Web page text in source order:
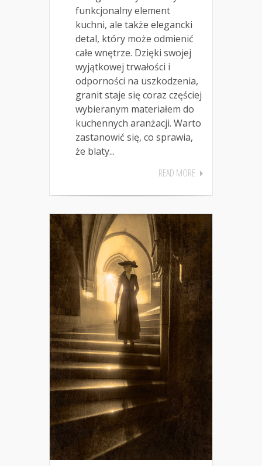
funkcjonalny element
kuchni, ale także elegancki
detal, który może odmienić
całe wnętrze. Dzięki swojej
wyjątkowej trwałości i
odporności na uszkodzenia,
granit staje się coraz częściej
wybieranym materiałem do
kuchennych aranżacji. Warto
zastanowić się, co sprawia,
że blaty...
READ MORE